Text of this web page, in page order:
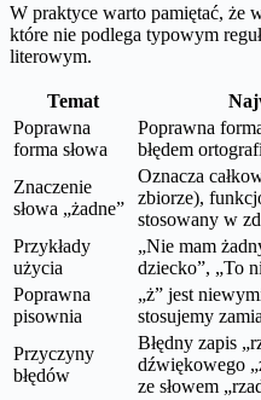
W praktyce warto pamiętać, że
które nie podlega typowym
literowym.
Temat
Poprawna
forma słowa
Poprawna
błędem
Znaczenie
słowa „żadne”
Oznacza
zbiorze),
stosowany w
Przykłady
użycia
„Nie mam
dziecko”, „To
Poprawna
pisownia
„ż” jest
stosujemy
Przyczyny
błędów
Błędny zapis
dźwiękowego
ze słowem